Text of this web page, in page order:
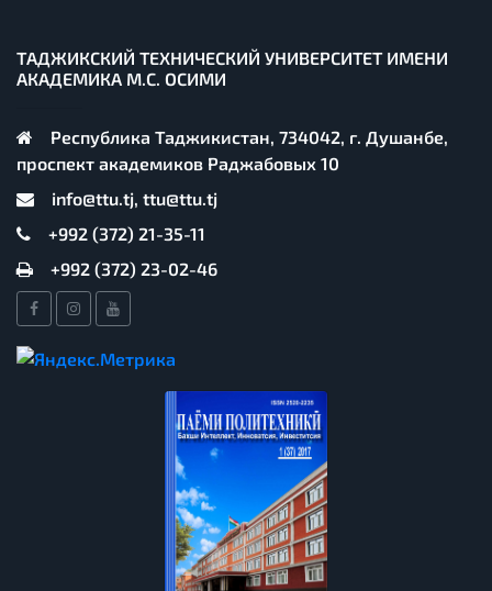
ТАДЖИКСКИЙ ТЕХНИЧЕСКИЙ УНИВЕРСИТЕТ ИМЕНИ
АКАДЕМИКА М.С. ОСИМИ
Республика Таджикистан, 734042, г. Душанбе,
проспект академиков Раджабовых 10
info@ttu.tj, ttu@ttu.tj
+992 (372) 21-35-11
+992 (372) 23-02-46